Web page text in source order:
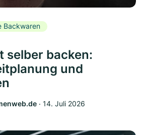
Backwaren
selber backen:
und
‧ 14. Juli 2026